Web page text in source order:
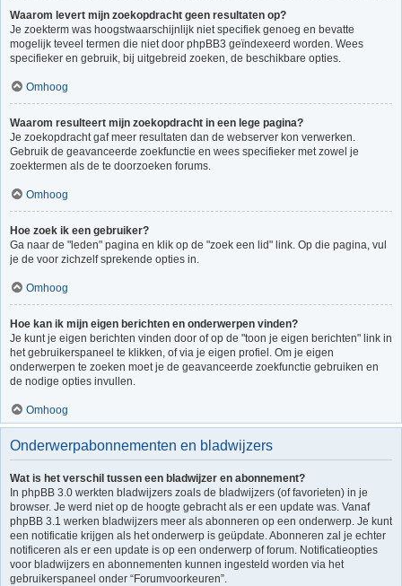
Waarom levert mijn zoekopdracht geen resultaten op?
Je zoekterm was hoogstwaarschijnlijk niet specifiek genoeg en bevatte
mogelijk teveel termen die niet door phpBB3 geïndexeerd worden. Wees
specifieker en gebruik, bij uitgebreid zoeken, de beschikbare opties.
Omhoog
Waarom resulteert mijn zoekopdracht in een lege pagina?
Je zoekopdracht gaf meer resultaten dan de webserver kon verwerken.
Gebruik de geavanceerde zoekfunctie en wees specifieker met zowel je
zoektermen als de te doorzoeken forums.
Omhoog
Hoe zoek ik een gebruiker?
Ga naar de "leden" pagina en klik op de "zoek een lid" link. Op die pagina, vul
je de voor zichzelf sprekende opties in.
Omhoog
Hoe kan ik mijn eigen berichten en onderwerpen vinden?
Je kunt je eigen berichten vinden door of op de "toon je eigen berichten" link in
het gebruikerspaneel te klikken, of via je eigen profiel. Om je eigen
onderwerpen te zoeken moet je de geavanceerde zoekfunctie gebruiken en
de nodige opties invullen.
Omhoog
Onderwerpabonnementen en bladwijzers
Wat is het verschil tussen een bladwijzer en abonnement?
In phpBB 3.0 werkten bladwijzers zoals de bladwijzers (of favorieten) in je
browser. Je werd niet op de hoogte gebracht als er een update was. Vanaf
phpBB 3.1 werken bladwijzers meer als abonneren op een onderwerp. Je kunt
een notificatie krijgen als het onderwerp is geüpdate. Abonneren zal je echter
notificeren als er een update is op een onderwerp of forum. Notificatieopties
voor bladwijzers en abonnementen kunnen ingesteld worden via het
gebruikerspaneel onder “Forumvoorkeuren”.